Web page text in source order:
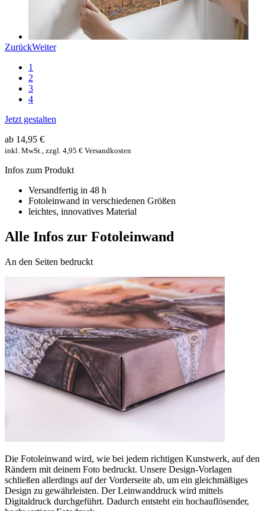
ZurückWeiter
1
2
3
4
Jetzt gestalten
ab 14,95 €
inkl. MwSt., zzgl. 4,95 € Versandkosten
Infos zum Produkt
Versandfertig in 48 h
Fotoleinwand in verschiedenen Größen
leichtes, innovatives Material
Alle Infos zur Fotoleinwand
An den Seiten bedruckt
Die Fotoleinwand wird, wie bei jedem richtigen Kunstwerk, auf den
Rändern mit deinem Foto bedruckt. Unsere Design-Vorlagen
schließen allerdings auf der Vorderseite ab, um ein gleichmäßiges
Design zu gewährleisten. Der Leinwanddruck wird mittels
Digitaldruck durchgeführt. Dadurch entsteht ein hochauflösender,